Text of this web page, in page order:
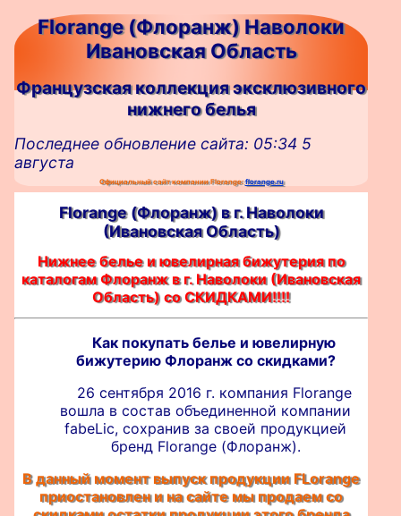
Florange (Флоранж) Наволоки
Ивановская Область
Французская коллекция эксклюзивного
нижнего белья
Последнее обновление сайта: 05:34 5
августа
Официальный сайт компании Florange:florange.ru
Florange (Флоранж) в г. Наволоки
(Ивановская Область)
Нижнее белье и ювелирная бижутерия по
каталогам Флоранж в г. Наволоки (Ивановская
Область) со СКИДКАМИ!!!!
Как покупать белье и ювелирную
бижутерию Флоранж со скидками?
26 сентября 2016 г. компания Florange
вошла в состав объединенной компании
fabeLic, сохранив за своей продукцией
бренд Florange (Флоранж).
В данный момент выпуск продукции FLorange
приостановлен и на сайте мы продаем со